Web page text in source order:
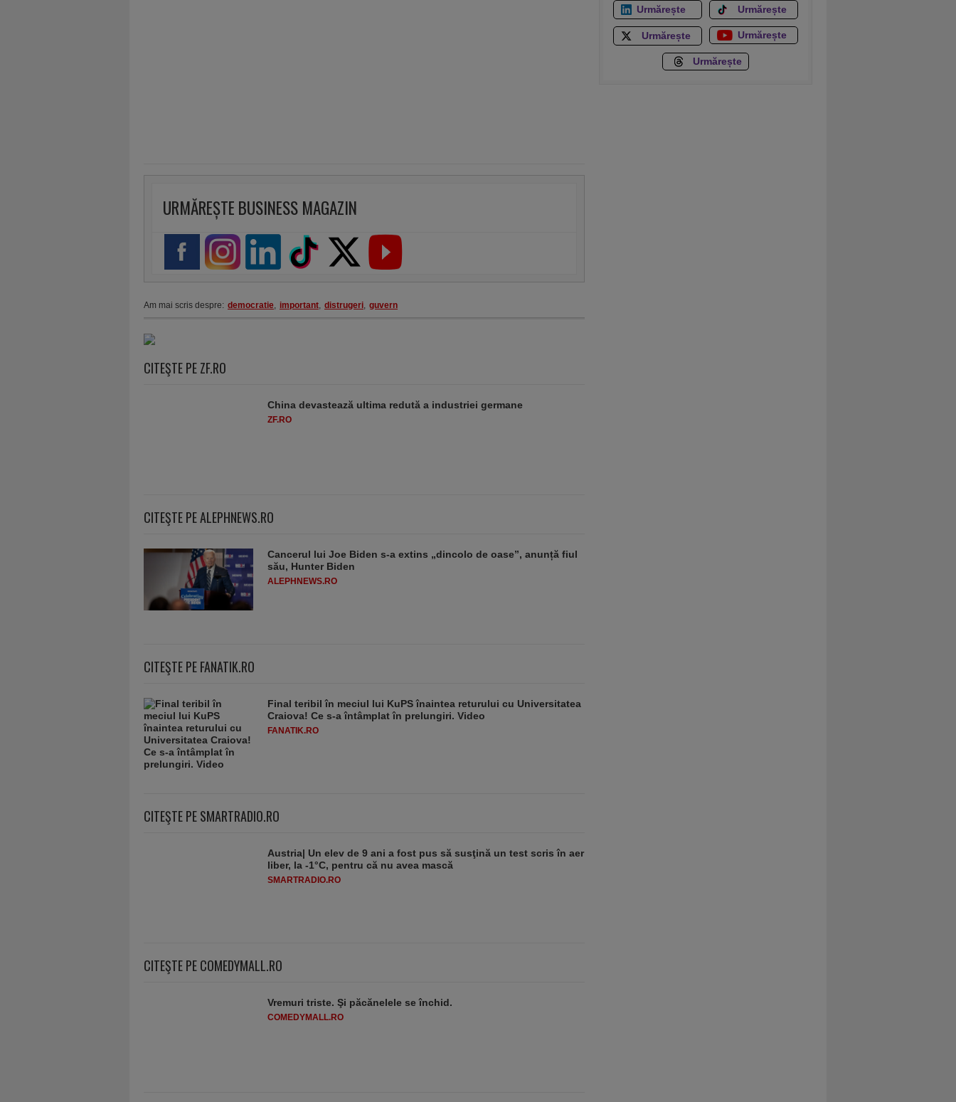
URMĂREȘTE BUSINESS MAGAZIN
Am mai scris despre: democratie, important, distrugeri, guvern
CITEŞTE PE ZF.RO
China devastează ultima redută a industriei germane
ZF.RO
CITEŞTE PE ALEPHNEWS.RO
Cancerul lui Joe Biden s-a extins „dincolo de oase”, anunță fiul
său, Hunter Biden
ALEPHNEWS.RO
CITEŞTE PE FANATIK.RO
Final teribil în meciul lui KuPS înaintea returului cu Universitatea
Craiova! Ce s-a întâmplat în prelungiri. Video
FANATIK.RO
CITEŞTE PE SMARTRADIO.RO
Austria| Un elev de 9 ani a fost pus să susţină un test scris în aer
liber, la -1°C, pentru că nu avea mască
SMARTRADIO.RO
CITEŞTE PE COMEDYMALL.RO
Vremuri triste. Şi păcănelele se închid.
COMEDYMALL.RO
Urmărește Urmărește
Urmărește Urmărește
Urmărește